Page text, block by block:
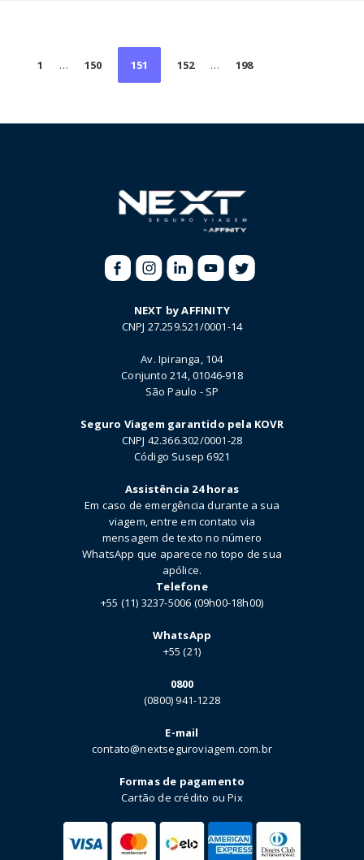
Paginação
1 … 150 151 152 … 198
NEXT by AFFINITY
CNPJ 27.259.521/0001-14
Av. Ipiranga, 104
Conjunto 214, 01046-918
São Paulo - SP
Seguro Viagem garantido pela KOVR
CNPJ 42.366.302/0001-28
Código Susep 6921
Assistência 24 horas
Em caso de emergência durante a sua
viagem, entre em contato via
mensagem de texto no número
WhatsApp que aparece no topo de sua
apólice.
Telefone
+55 (11) 3237-5006 (09h00-18h00)
WhatsApp
+55 (21)
0800
(0800) 941-1228
E-mail
contato@nextseguroviagem.com.br
Formas de pagamento
Cartão de crédito ou Pix